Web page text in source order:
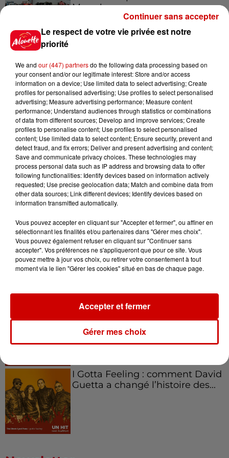
Mans !
votre séjour en famille au cœur
de la...
Podcasts Voir plus
Kelly Massol, figure
emblématique de
l'entrepreneuriat féminin
Aménager un school bus au
Canada et accueillir les bleus à
Boston,...
Born in the U.S.A - Bruce
l’Amérique...
I Gotta Feeling : comment David
Guetta a changé l’histoire des...
Le respect de votre vie privée est notre
priorité
We and our (447) partnersdo the following data processing based on
your consent and/or our legitimate interest: Store and/or access
information on a device; Use limited data to select advertising; Create
profiles for personalised advertising; Use profiles to select personalised
advertising; Measure advertising performance; Measure content
performance; Understand audiences through statistics or combinations
of data from different sources; Develop and improve services; Create
profiles to personalise content; Use profiles to select personalised
content; Use limited data to select content; Ensure security, prevent and
detect fraud, and fix errors; Deliver and present advertising and content;
Save and communicate privacy choices. These technologies may
process personal data such as IP address and browsing data to offer
following functionalities: Identify devices based on information actively
requested; Use precise geolocation data; Match and combine data from
other data sources; Link different devices; Identify devices based on
information transmitted automatically.
Vous pouvez accepter en cliquant sur "Accepter et fermer", ou affiner en
sélectionnant les finalités et/ou partenaires dans "Gérer mes choix".
Vous pouvez également refuser en cliquant sur "Continuer sans
accepter". Vos préférences ne s'appliqueront que pour ce site. Vous
pouvez mettre à jour vos choix, ou retirer votre consentement à tout
moment via le lien "Gérer les cookies" situé en bas de chaque page.
Gérer mes choix
Accepter et fermer
Continuer sans accepter